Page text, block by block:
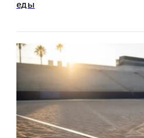
еды